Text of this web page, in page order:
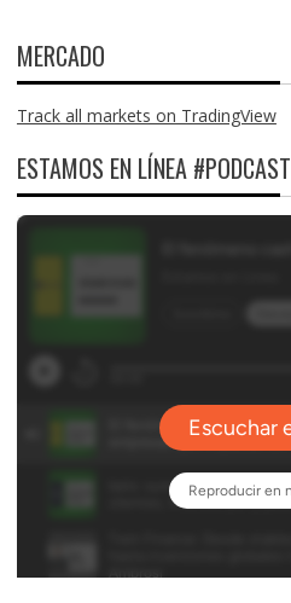
MERCADO
Track all markets on TradingView
ESTAMOS EN LÍNEA #PODCAST